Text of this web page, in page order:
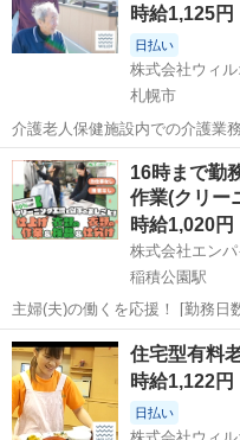
交換など) ・環境整備(居...
時給1,125円
日払い
株式会社ウィ
札幌市
介護老人保健施設内での介護業務全般を
類の着脱補助、洗髪、洗顔、体
サポート、声掛け、見守り、配
見守り、おむつ交換など)...
北海道 札幌市 その他
16時まで勤
作業(クリー
時給1,020円
株式会社エン
稲積公園駅
主婦(夫)の働くを応援！ [勤務日数]： 週3日~5日 09:00~16:00 月/火/水/
木/金/土/日 などから選べます [勤務地・最寄駅]： 北海道札幌市手稲区
富丘3条5丁目1-47 エンパイアー
北海道 札幌市 稲積公園駅
住宅型有料
時給1,122円
日払い
株式会社ウィ